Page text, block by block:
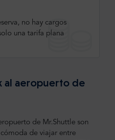
no hay cargos
una tarifa plana
al aeropuerto de
de Mr.Shuttle son
de viajar entre